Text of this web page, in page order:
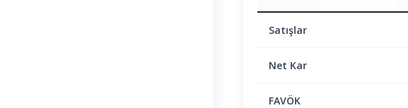
Satışlar
Net Kar
FAVÖK